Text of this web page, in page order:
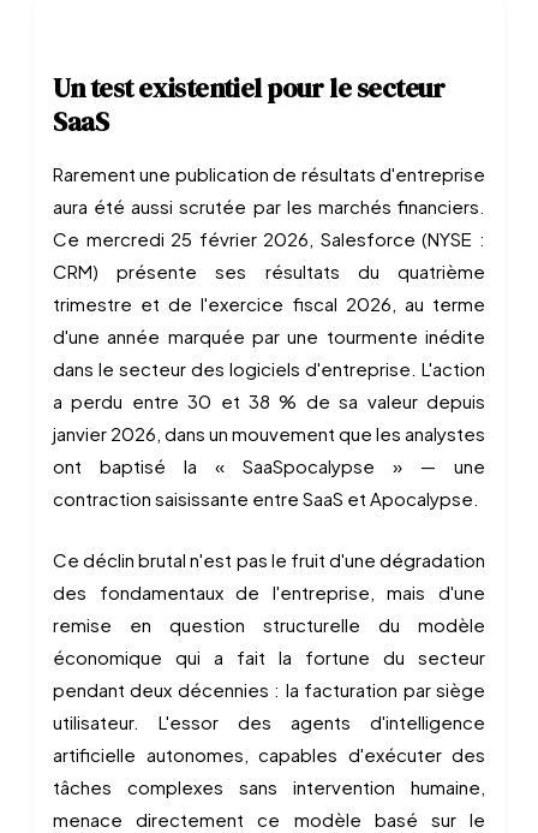
Un test existentiel pour le secteur
SaaS
Rarement une publication de résultats d'entreprise
aura été aussi scrutée par les marchés financiers.
Ce mercredi 25 février 2026, Salesforce (NYSE :
CRM) présente ses résultats du quatrième
trimestre et de l'exercice fiscal 2026, au terme
d'une année marquée par une tourmente inédite
dans le secteur des logiciels d'entreprise. L'action
a perdu entre 30 et 38 % de sa valeur depuis
janvier 2026, dans un mouvement que les analystes
ont baptisé la « SaaSpocalypse » — une
contraction saisissante entre SaaS et Apocalypse.
Ce déclin brutal n'est pas le fruit d'une dégradation
des fondamentaux de l'entreprise, mais d'une
remise en question structurelle du modèle
économique qui a fait la fortune du secteur
pendant deux décennies : la facturation par siège
utilisateur. L'essor des agents d'intelligence
artificielle autonomes, capables d'exécuter des
tâches complexes sans intervention humaine,
menace directement ce modèle basé sur le